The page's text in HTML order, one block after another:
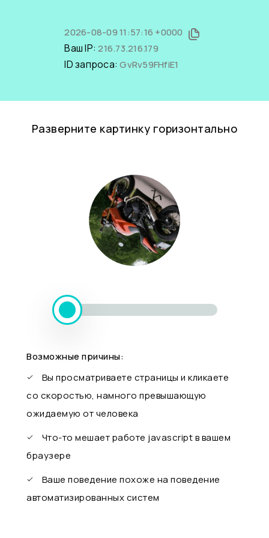
2026-08-09 11:57:16 +0000
Ваш IP:216.73.216.179
ID запроса:GvRv59FHfiE1
Разверните картинку горизонтально
Возможные причины:
Вы просматриваете страницы и кликаете
со скоростью, намного превышающую
ожидаемую от человека
Что-то мешает работе javascript в вашем
браузере
Ваше поведение похоже на поведение
автоматизированных систем